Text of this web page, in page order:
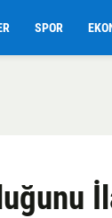
SPOR